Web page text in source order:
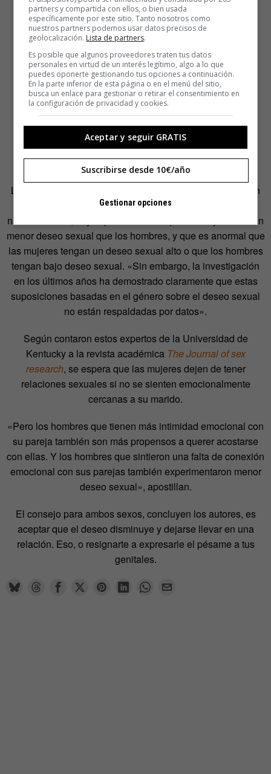
Los autores de la investigación, dirigidos por la experta en
educación sexual Kristen Mark, afirman también que, en
nuestra cultura, hay suposiciones de que las mujeres tienen
menor deseo sexual que los hombres, y que es anormal que
las mujeres tengan un deseo sexual alto o que los hombres
tengan bajo deseo sexual. «Sin embargo, la investigación
en los últimos años ha demostrado claramente que estas
suposiciones basadas en el género sobre el deseo sexual
no están respaldadas por datos».
Según contaron estos expertos de la Universidad de
Kentucky a la revista académica The Journal of sex
research, se espera que las mujeres dejen de tener
relaciones sexuales si no se sienten emocionalmente
cercanas a su marido.
«Pero los hombres que tienen más intimidad emocional con
su pareja también son más propensos a querer acostarse
con ellas. Y los hombres que sintieron una falta de conexión
emocional con sus parejas también experimentaron menor
deseo sexual», apostillan.
El consejo para ambos sexos, concluyen los autores, es
aceptar que el deseo disminuye y dejarse llevar en una
relación. Eso, o resignarte a expresarle el pésame a tus
genitales.
partners y compartida con ellos, o bien usada
específicamente por este sitio. Tanto nosotros como
nuestros partners podemos usar datos precisos de
geolocalización. Lista de partners.
Es posible que algunos proveedores traten tus datos
personales en virtud de un interés legítimo, algo a lo que
puedes oponerte gestionando tus opciones a continuación.
En la parte inferior de esta página o en el menú del sitio,
busca un enlace para gestionar o retirar el consentimiento en
la configuración de privacidad y cookies.
Aceptar y seguir GRATIS
Suscribirse desde 10€/año
Gestionar opciones